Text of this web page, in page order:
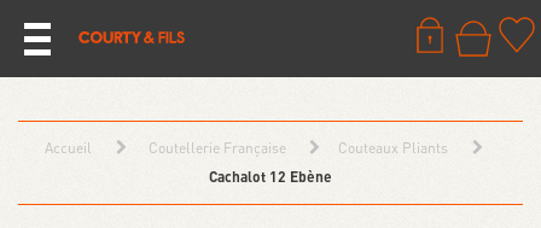
Accueil Coutellerie Française
Couteaux Pliants
Cachalot 12 Ebène